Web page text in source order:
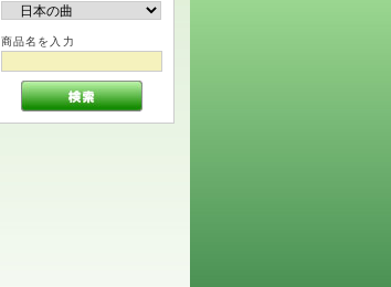
商品名を入力